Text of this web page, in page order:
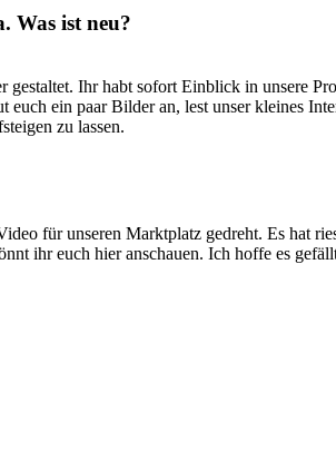
Was ist neu?
gestaltet. Ihr habt sofort Einblick in unsere
euch ein paar Bilder an, lest unser kleines
zu lassen.
für unseren Marktplatz gedreht. Es hat
ihr euch hier anschauen. Ich hoffe es